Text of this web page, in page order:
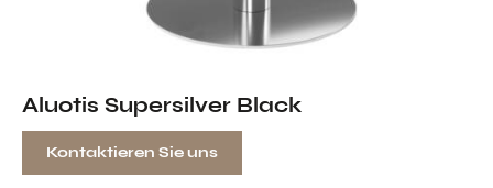
Aluotis Supersilver Black
Kontaktieren Sie uns